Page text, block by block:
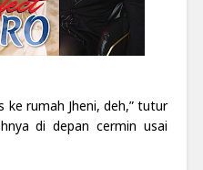
ke rumah Jheni, deh,” tutur
di depan cermin usai